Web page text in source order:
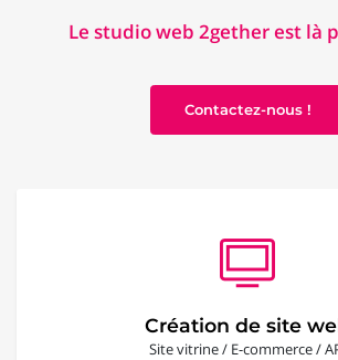
Le studio web 2gether est là
Contactez-nous !
Création de site
Site vitrine / E-commerce /